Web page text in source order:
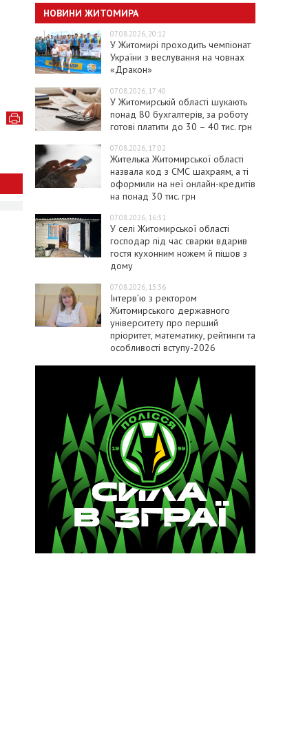
НОВИНИ ЖИТОМИРА
07.08.2026, 20:12
У Житомирі проходить чемпіонат
України з веслування на човнах
«Дракон»
07.08.2026, 17:40
У Житомирській області шукають
понад 80 бухгалтерів, за роботу
готові платити до 30 – 40 тис. грн
07.08.2026, 17:02
Жителька Житомирської області
назвала код з СМС шахраям, а ті
оформили на неї онлайн-кредитів
на понад 30 тис. грн
07.08.2026, 16:31
У селі Житомирської області
господар під час сварки вдарив
гостя кухонним ножем й пішов з
дому
07.08.2026, 15:36
Інтерв’ю з ректором
Житомирського державного
університету про перший
пріоритет, математику, рейтинги та
особливості вступу-2026